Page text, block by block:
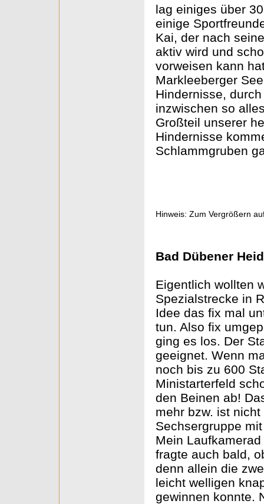
lag einiges über
einige
Kai, der nach
aktiv wird und
vorweisen kann
Markleeberger
Hindernisse,
inzwischen so
Großteil unserer
Hindernisse
Schlammgruben
Hinweis: Zum Vergrößern
Bad Dübener
Eigentlich wollten
Spezialstrecke in
Idee das fix mal
tun. Also fix
ging es los. Der
geeignet. Wenn
noch bis zu 600
Ministarterfeld
den Beinen ab!
mehr bzw. ist
Sechsergruppe
Mein
fragte auch bald,
denn allein die
leicht welligen
gewinnen konnte.